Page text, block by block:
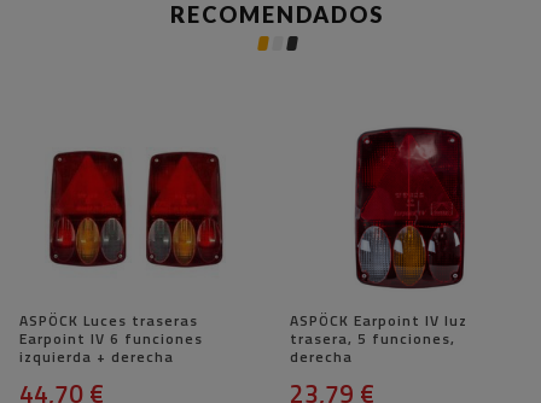
RECOMENDADOS
ASPÖCK Luces traseras
Earpoint IV 6 funciones
izquierda + derecha
44,70 €
ASPÖCK Earpoint IV luz
trasera, 5 funciones,
derecha
23,79 €